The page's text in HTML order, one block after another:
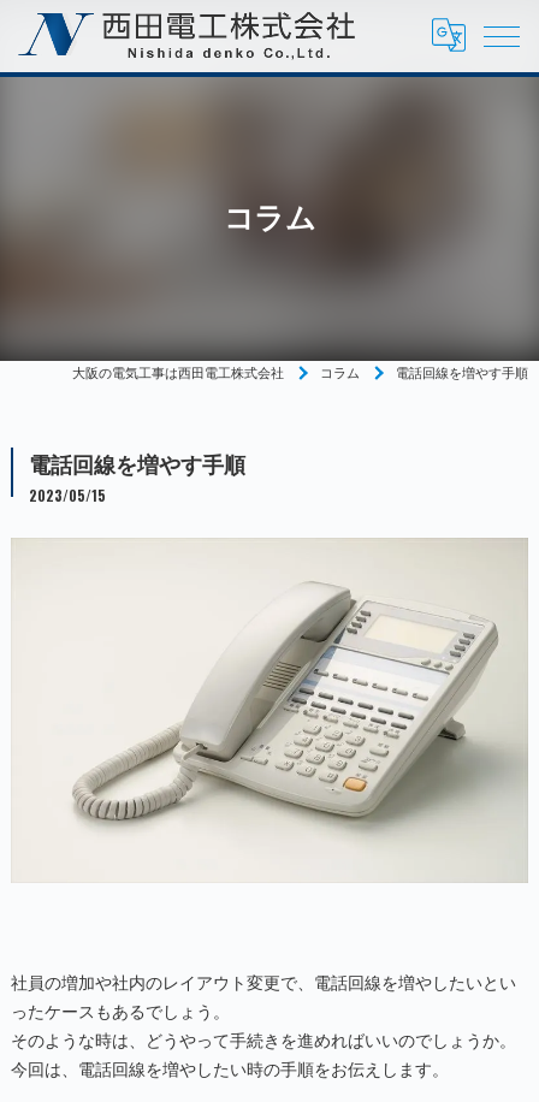
コラム
大阪の電気工事は西田電工株式会社 コラム 電話回線を増やす手順
電話回線を増やす手順
2023/05/15
社員の増加や社内のレイアウト変更で、電話回線を増やしたいとい
ったケースもあるでしょう。
そのような時は、どうやって手続きを進めればいいのでしょうか。
今回は、電話回線を増やしたい時の手順をお伝えします。